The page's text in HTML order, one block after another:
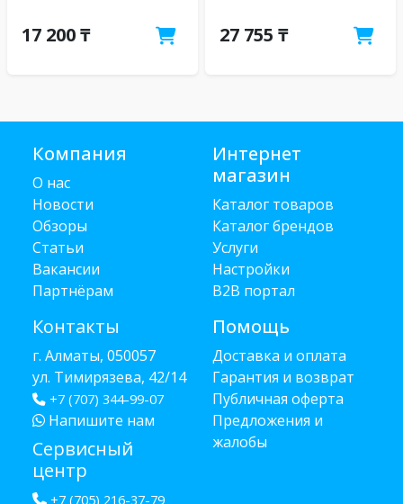
17 200 ₸ 27 755 ₸
Компания
О нас
Новости
Обзоры
Статьи
Вакансии
Партнёрам
Контакты
г. Алматы, 050057
ул. Тимирязева, 42/14
+7 (707) 344-99-07
Напишите нам
Сервисный
центр
+7 (705) 216-37-79
Интернет
магазин
Каталог товаров
Каталог брендов
Услуги
Настройки
B2B портал
Помощь
Доставка и оплата
Гарантия и возврат
Публичная оферта
Предложения и
жалобы